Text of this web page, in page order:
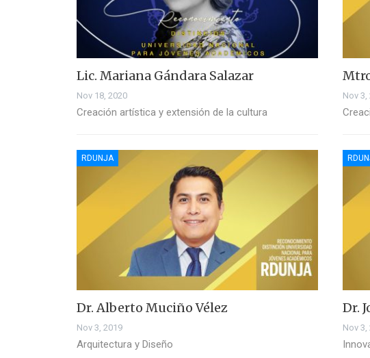
Lic. Mariana Gándara Salazar
Nov 18, 2020
Creación artística y extensión de la cultura
Nov 3,
RDUNJA
Dr. Alberto Muciño Vélez
Nov 3, 2019
Arquitectura y Diseño
Dr.
Nov 3,